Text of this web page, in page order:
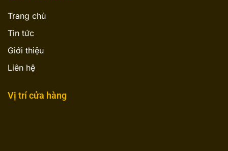
Trang chủ
Tin tức
Giới thiệu
Liên hệ
Vị trí cửa hàng